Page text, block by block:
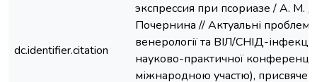
dc.identifier.citation
экспрессия при псориазе / А. М.
Почернина // Актуальні проблеми
венерології та ВІЛ/СНІД-
науково-практичної
міжнародною участю),